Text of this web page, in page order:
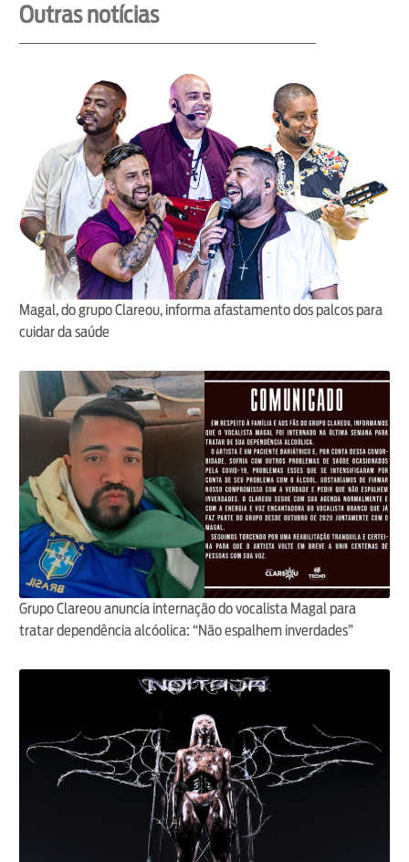
Outras notícias
Magal, do grupo Clareou, informa afastamento dos palcos para
cuidar da saúde
Grupo Clareou anuncia internação do vocalista Magal para
tratar dependência alcóolica: “Não espalhem inverdades”